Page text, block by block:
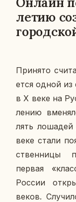
летию
При­ня­то
ет­ся одной
в X веке на
ле­нию
лять
веке стали
ствен­ни­цы
первая
России
веков.